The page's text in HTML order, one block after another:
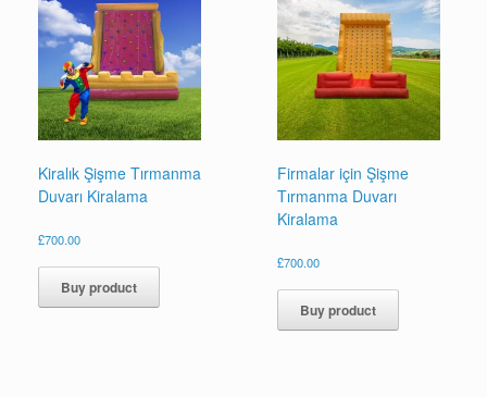
Kiralık Şişme Tırmanma
Duvarı Kiralama
£700.00
Buy product
Firmalar için Şişme
Tırmanma Duvarı
Kiralama
£700.00
Buy product